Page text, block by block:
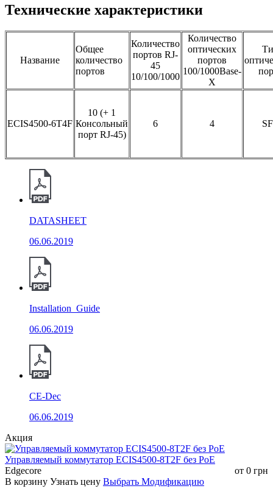
LLDP LLDP (Link Layer Discovery Protocol)
Поддержка IEEE802.1D-STP
Поддержка IEEE802.1W-RSTP
Поддержка IEEE802.1S-MSTP
Поддержка протокола G.8032 ERPS,
одинарное кольцо, подкольцо и
Функции многоадресной передачи
IGMP snooping
Групповой адрес
Функции безопасности
Поддержка планирования очередей
SP, WRR
Ограничение скорости на входном
Технические характеристики
Название
Общее
количество
портов
Количество
портов RJ-
45
10/100/1000
Количество
оптических
портов
100/1000Base-
X
ECIS4500-6T4F
10 (+ 1
Консольный
порт RJ-45)
6 4
DATASHEET
06.06.2019
Installation_Guide
06.06.2019
CE-Dec
06.06.2019
Акция
Управляемый коммутатор ECIS4500-8T2F без РоЕ
Edgecore
от 0 грн
В корзину Узнать цену Выбрать Модификацию